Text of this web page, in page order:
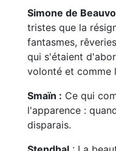
Simone de
tristes que la
fantasmes,
qui s'étaient
volonté et comme
Smaïn : Ce qui
l'apparence :
disparais.